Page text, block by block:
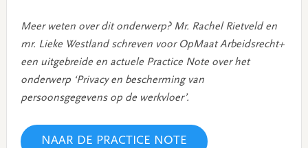
Meer weten over dit onderwerp? Mr. Rachel Rietveld en
mr. Lieke Westland schreven voor OpMaat Arbeidsrecht+
een uitgebreide en actuele Practice Note over het
onderwerp ‘Privacy en bescherming van
persoonsgegevens op de werkvloer’.
NAAR DE PRACTICE NOTE